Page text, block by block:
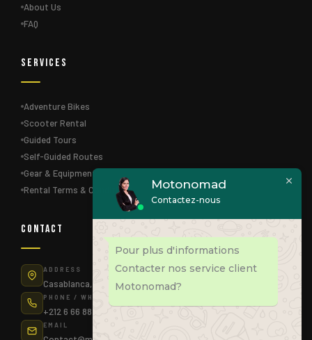
About Us
FAQ
Services
Adventure Bikes
Scooter Rental
Guided Tours
Self-Guided Routes
Gear & Equipment
Rental Terms & Conditions
Contact
ADDRESS
Casablanca, Morocco
PHONE / WHATSAPP
+212 6 66 88 83 75
EMAIL
Motonomad
Contactez-nous
Pour plus d'informations
Contacter nos service client
Motonomad?